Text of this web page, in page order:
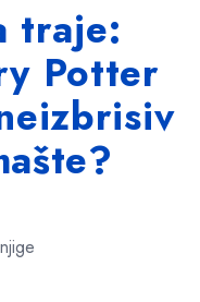
traje:
Potter